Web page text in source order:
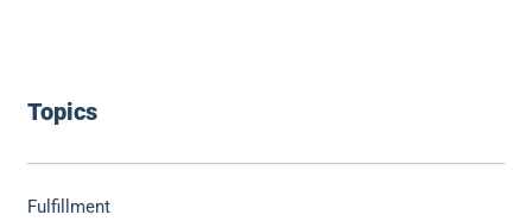
Topics
Fulfillment